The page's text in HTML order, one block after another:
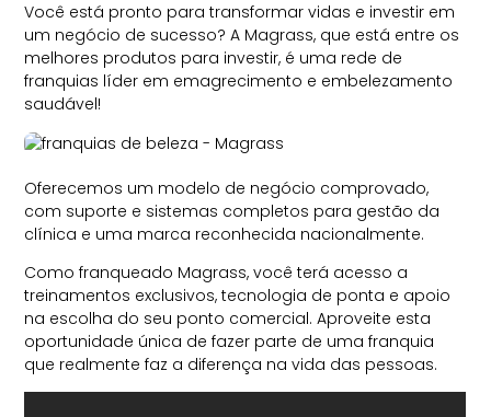
Você está pronto para transformar vidas e investir em
um negócio de sucesso? A Magrass, que está entre os
melhores produtos para investir, é uma rede de
franquias líder em emagrecimento e embelezamento
saudável!
Oferecemos um modelo de negócio comprovado,
com suporte e sistemas completos para gestão da
clínica e uma marca reconhecida nacionalmente.
Como franqueado Magrass, você terá acesso a
treinamentos exclusivos, tecnologia de ponta e apoio
na escolha do seu ponto comercial. Aproveite esta
oportunidade única de fazer parte de uma franquia
que realmente faz a diferença na vida das pessoas.